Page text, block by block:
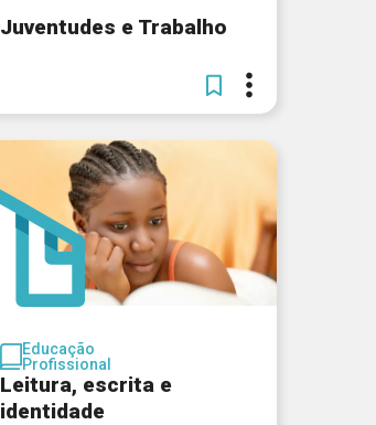
Juventudes e Trabalho
Educação
Profissional
Leitura, escrita e
identidade